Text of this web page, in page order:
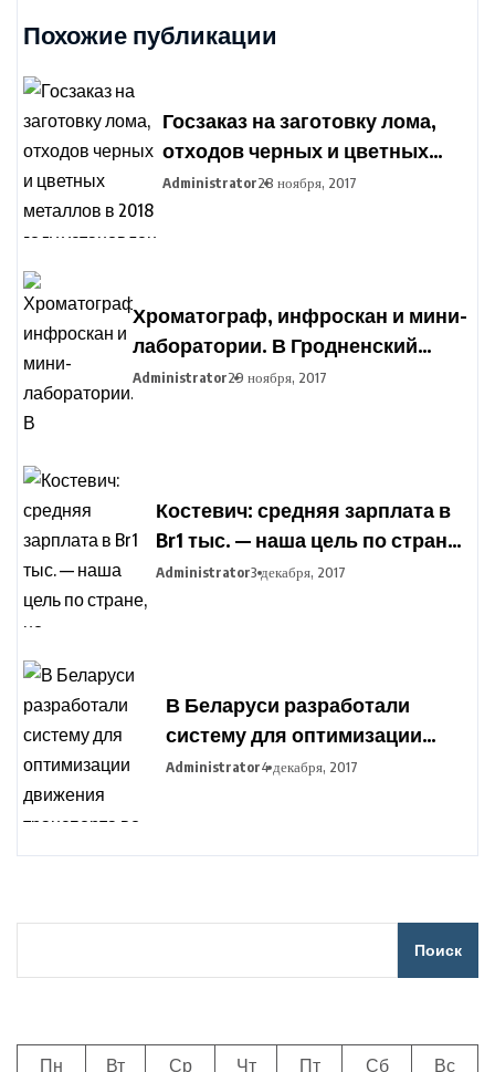
Похожие публикации
Госзаказ на заготовку лома,
отходов черных и цветных
металлов в 2018 году
Administrator28 ноября, 2017
Хроматограф, инфроскан и мини-
лаборатории. В Гродненский
агропромышленный парк
Administrator29 ноября, 2017
Костевич: средняя зарплата в
Br1 тыс. — наша цель по стране,
но дифференциация по
Administrator3 декабря, 2017
В Беларуси разработали
систему для оптимизации
движения транспорта во
Administrator4 декабря, 2017
Поиск
Пн Вт Ср Чт Пт Сб Вс